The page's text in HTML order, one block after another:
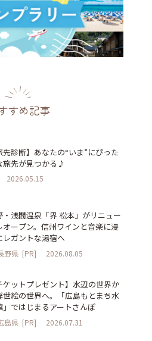
すめ記事
先診断】あなたの“いま”にぴった
旅先が見つかる♪
2026.05.15
・浅間温泉「界 松本」がリニュー
オープン。信州ワインと音楽に浸
レガントな湯宿へ
野県 [PR] 2026.08.05
ケットプレゼント】水辺の世界か
世絵の世界へ。「広島もとまち水
」ではじまるアートさんぽ
島県 [PR] 2026.07.31